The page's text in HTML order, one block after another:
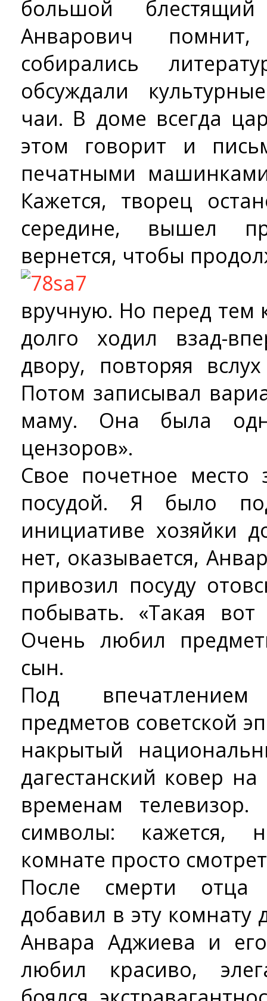
большой
Анварович
собирались
обсуждали
чаи. В доме всегда
этом говорит и
печатными
Кажется, творец
середине, вышел
вернется, чтобы
вручную. Но перед тем
долго ходил взад-
двору, повторяя
Потом записывал
маму. Она была
цензоров».
Свое почетное место
посудой. Я было
инициативе хозяйки
нет, оказывается,
привозил посуду
побывать. «Такая
Очень любил
сын.
Под
предметов советской
накрытый
дагестанский ковер
временам
символы: кажется,
комнате просто
После смерти отца
добавил в эту комнату
Анвара Аджиева и
любил красиво,